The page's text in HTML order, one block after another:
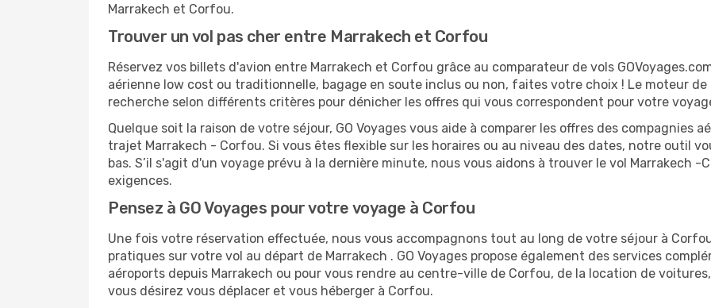
Marrakech et Corfou.
Trouver un vol pas cher entre Marrakech et Corfou
Réservez vos billets d'avion entre Marrakech et Corfou grâce au comparateur de vols
aérienne low cost ou traditionnelle, bagage en soute inclus ou non, faites votre choix ! Le moteur de
recherche selon différents critères pour dénicher les offres qui vous correspondent pour votre
Quelque soit la raison de votre séjour, GO Voyages vous aide à comparer les offres des compagnies
trajet Marrakech - Corfou. Si vous êtes flexible sur les horaires ou au niveau des dates, notre outil
bas. S’il s'agit d'un voyage prévu à la dernière minute, nous vous aidons à trouver le vol Marrakech -
exigences.
Pensez à GO Voyages pour votre voyage à Corfou
Une fois votre réservation effectuée, nous vous accompagnons tout au long de votre séjour à
pratiques sur votre vol au départ de Marrakech . GO Voyages propose également des services
aéroports depuis Marrakech ou pour vous rendre au centre-ville de Corfou, de la location de
vous désirez vous déplacer et vous héberger à Corfou.